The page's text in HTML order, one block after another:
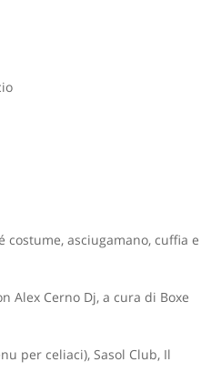
asciugamano, cuffia e
Alex Cerno Dj, a cura di Boxe
per celiaci), Sasol Club, Il